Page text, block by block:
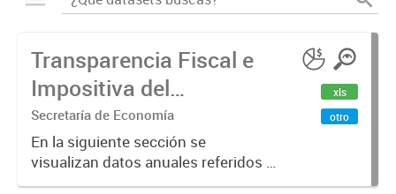
Transparencia Fiscal e
Impositiva del
Municipio. Año 2023
Secretaría de Economía
En la siguiente sección se
visualizan datos anuales referidos a
la transparencia fiscal e impositiva
xls
otro